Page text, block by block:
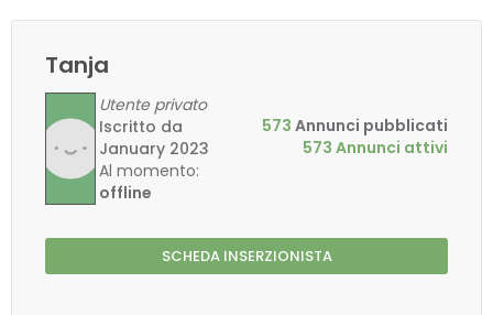
Tanja
Utente privato
Iscritto da
January 2023
Al momento:
offline
573 Annunci pubblicati
573 Annunci attivi
SCHEDA INSERZIONISTA